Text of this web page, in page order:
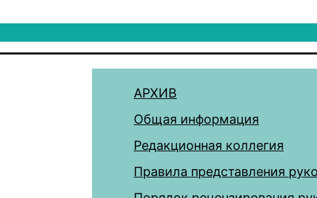
АРХИВ
Общая информация
Редакционная коллегия
Правила представления